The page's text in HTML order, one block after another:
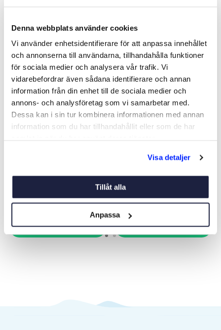
Denna webbplats använder cookies
Vi använder enhetsidentifierare för att anpassa innehållet
och annonserna till användarna, tillhandahålla funktioner
för sociala medier och analysera vår trafik. Vi
vidarebefordrar även sådana identifierare och annan
information från din enhet till de sociala medier och
annons- och analysföretag som vi samarbetar med.
Dessa kan i sin tur kombinera informationen med annan
information som du har tillhandahållit eller som de har
Visa detaljer
Tillåt alla
Anpassa
Liknande produkter
-25%
Köp
-25%
445 kr
Köp